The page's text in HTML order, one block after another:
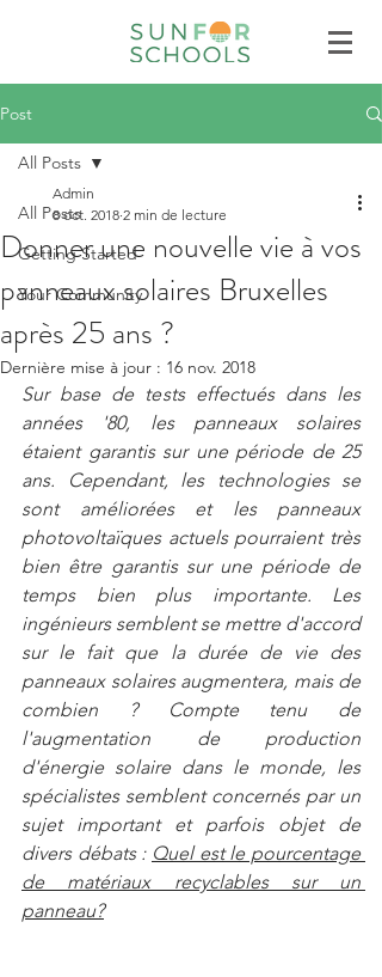
Post
All Posts
Getting Started
Your Community
All Posts
Donner une nouvelle vie à vos
panneaux solaires Bruxelles
après 25 ans ?
Admin
8 oct. 2018 2 min de lecture
Dernière mise à jour : 16 nov. 2018
Sur base de tests effectués dans les
années '80, les panneaux solaires
étaient garantis sur une période de 25
ans. Cependant, les technologies se
sont améliorées et les panneaux
photovoltaïques actuels pourraient très
bien être garantis sur une période de
temps bien plus importante. Les
ingénieurs semblent se mettre d'accord
sur le fait que la durée de vie des
panneaux solaires augmentera, mais de
combien ? Compte tenu de
l'augmentation de production
d'énergie solaire dans le monde, les
spécialistes semblent concernés par un
sujet important et parfois objet de
divers débats : Quel est le pourcentage
de matériaux recyclables sur un
panneau?